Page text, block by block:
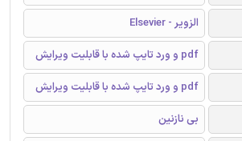
الزویر - Elsevier
pdf و ورد تایپ شده با قابلیت ویرایش
pdf و ورد تایپ شده با قابلیت ویرایش
بی نازنین